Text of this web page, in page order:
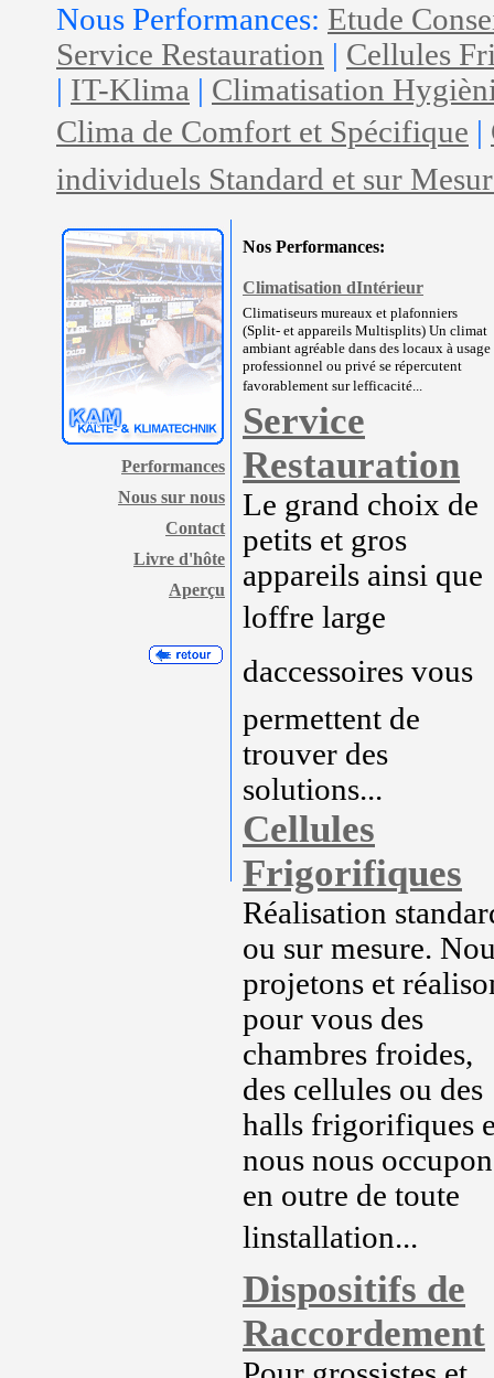
Nous Performances: Etude
Service Restauration | Cellules
| IT-Klima | Climatisation
Clima de Comfort et Spécifique |
individuels Standard et sur
Performances
Nous sur nous
Contact
Livre d'hôte
Aperçu
Nos Performances:
Climatisation dIntérieur
Climatiseurs mureaux et plafonniers
(Split- et appareils Multisplits) Un climat
ambiant agréable dans des locaux à usage
professionnel ou privé se répercutent
favorablement sur lefficacité...
Service
Restauration
Le grand choix de
petits et gros
appareils ainsi que
loffre large
daccessoires vous
permettent de
trouver des
solutions...
Cellules
Frigorifiques
Réalisation
ou sur mesure.
projetons et
pour vous des
chambres froides,
des cellules ou des
halls frigorifiques
nous nous
en outre de toute
linstallation...
Dispositifs de
Raccordement